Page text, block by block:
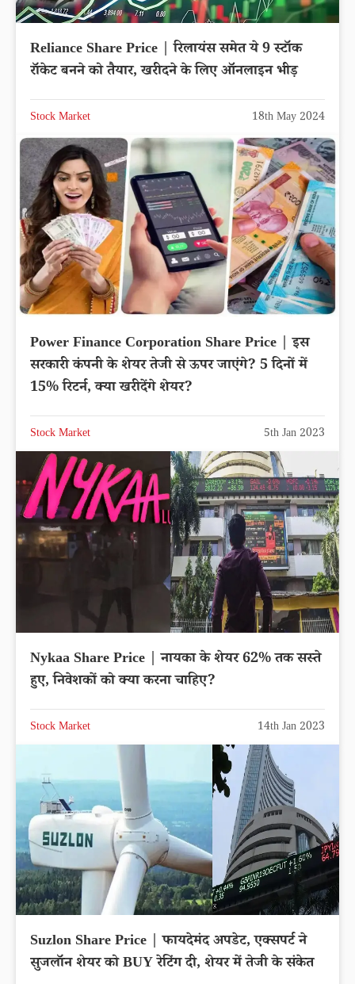
Reliance Share Price | रिलायंस समेत ये 9 स्टॉक
रॉकेट बनने को तैयार, खरीदने के लिए ऑनलाइन भीड़
Stock Market 18th May 2024
Power Finance Corporation Share Price | इस
सरकारी कंपनी के शेयर तेजी से ऊपर जाएंगे? 5 दिनों में
15% रिटर्न, क्या खरीदेंगे शेयर?
Stock Market 5th Jan 2023
Nykaa Share Price | नायका के शेयर 62% तक सस्ते
हुए, निवेशकों को क्या करना चाहिए?
Stock Market 14th Jan 2023
Suzlon Share Price | फायदेमंद अपडेट, एक्सपर्ट ने
सुजलॉन शेयर को BUY रेटिंग दी, शेयर में तेजी के संकेत